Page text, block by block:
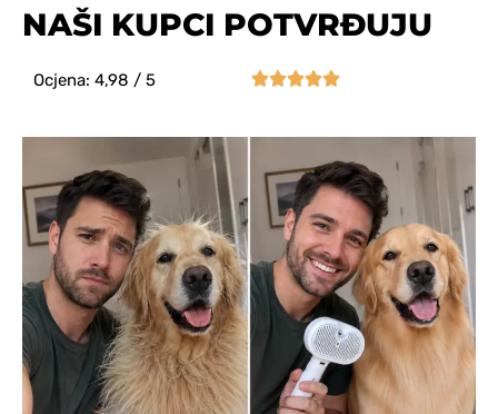
NAŠI KUPCI POTVRĐUJU
Ocjena: 4,98 / 5 